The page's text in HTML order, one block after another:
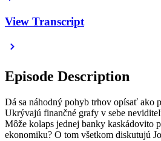
View Transcript
Episode Description
Dá sa náhodný pohyb trhov opísať ako
Ukrývajú finančné grafy v sebe
Môže kolaps jednej banky kaskádovito
ekonomiku? O tom všetkom diskutujú